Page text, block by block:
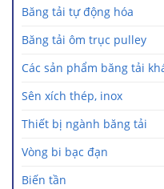
Băng tải tự động hóa
Băng tải ôm trục pulley
Các sản phẩm băng tải
Sên xích thép, inox
Thiết bị ngành băng tải
Vòng bi bạc đạn
Biến tần